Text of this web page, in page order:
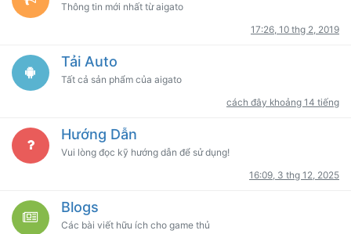
Thông tin mới nhất từ aigato
17:26, 10 thg 2, 2019
Tải Auto
Tất cả sản phẩm của aigato
cách đây khoảng 14 tiếng
Hướng Dẫn
Vui lòng đọc kỹ hướng dẫn để sử dụng!
16:09, 3 thg 12, 2025
Blogs
Các bài viết hữu ích cho game thủ